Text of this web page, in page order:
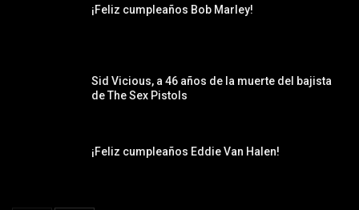
¡Feliz cumpleaños Bob Marley!
Sid Vicious, a 46 años de la muerte del bajista
de The Sex Pistols
¡Feliz cumpleaños Eddie Van Halen!